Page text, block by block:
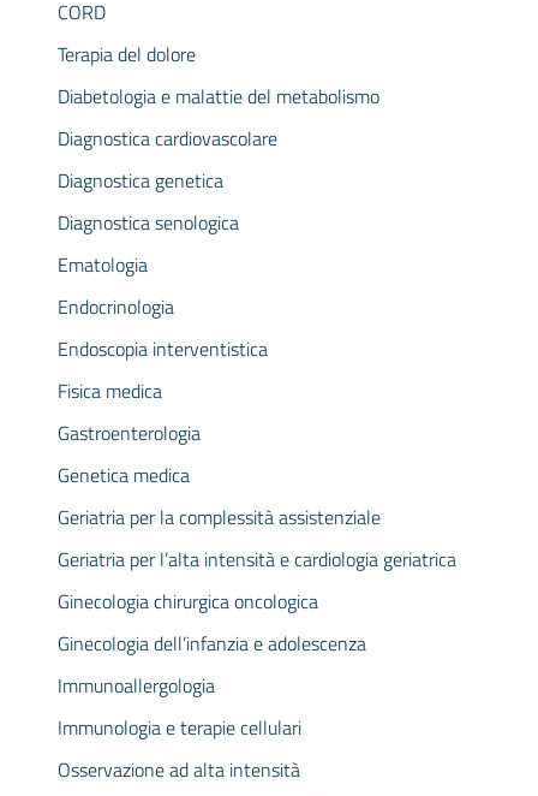
CORD
Terapia del dolore
Diabetologia e malattie del metabolismo
Diagnostica cardiovascolare
Diagnostica genetica
Diagnostica senologica
Ematologia
Endocrinologia
Endoscopia interventistica
Fisica medica
Gastroenterologia
Genetica medica
Geriatria per la complessità assistenziale
Geriatria per l’alta intensità e cardiologia geriatrica
Ginecologia chirurgica oncologica
Ginecologia dell’infanzia e adolescenza
Immunoallergologia
Immunologia e terapie cellulari
Osservazione ad alta intensità